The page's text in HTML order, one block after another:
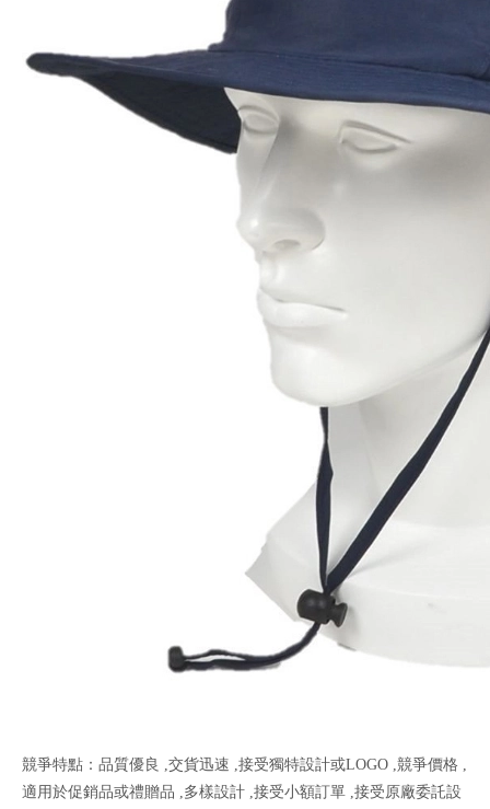
競爭特點：品質優良 ,交貨迅速 ,接受獨特設計或LOGO ,競爭價格 ,
適用於促銷品或禮贈品 ,多樣設計 ,接受小額訂單 ,接受原廠委託設